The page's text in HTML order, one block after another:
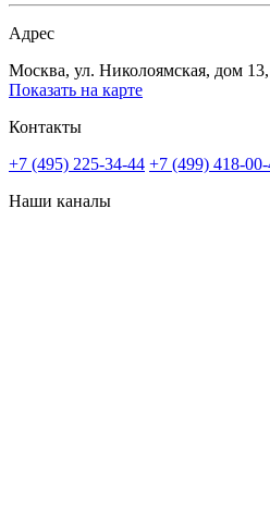
Адрес
Москва, ул. Николоямская, дом 13,
Показать на карте
Контакты
+7 (495) 225-34-44 +7 (499) 418-00-
Наши каналы